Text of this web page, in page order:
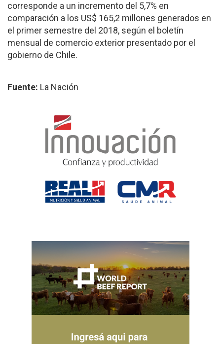
corresponde a un incre­mento del 5,7% en
comparación a los US$ 165,2 millones gene­rados en
el primer semestre del 2018, según el boletín
mensual de comercio exterior presen­tado por el
gobierno de Chile.
Fuente: La Nación